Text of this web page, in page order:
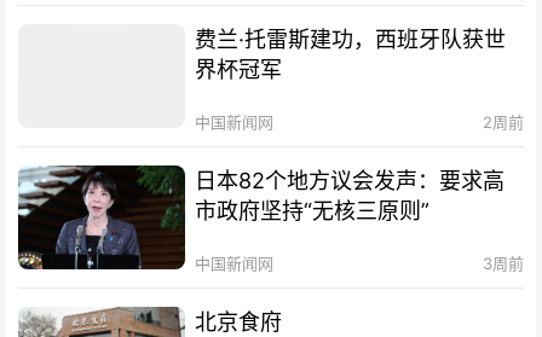
费兰·托雷斯建功，西班牙队获世
界杯冠军
中国新闻网 2周前
日本82个地方议会发声：要求高
市政府坚持“无核三原则”
中国新闻网 3周前
北京食府